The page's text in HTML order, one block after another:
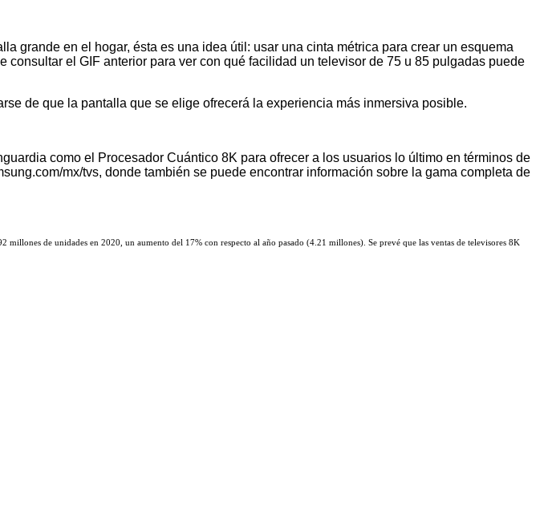
grande en el hogar, ésta es una idea útil: usar una cinta métrica para crear un esquema
el GIF anterior para ver con qué facilidad un televisor de 75 u 85 pulgadas puede
de que la pantalla que se elige ofrecerá la experiencia más inmersiva posible.
como el Procesador Cuántico 8K para ofrecer a los usuarios lo último en términos de
mx/tvs, donde también se puede encontrar información sobre la gama completa de
de unidades en 2020, un aumento del 17% con respecto al año pasado (4.21 millones). Se prevé que las ventas de televisores 8K